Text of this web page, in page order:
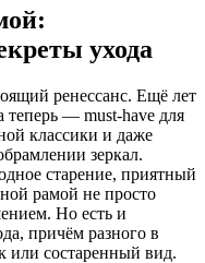
ухода
ренессанс. Ещё лет
теперь — must-have для
классики и даже
зеркал.
старение, приятный
рамой не просто
Но есть и
причём разного в
или состаренный вид.